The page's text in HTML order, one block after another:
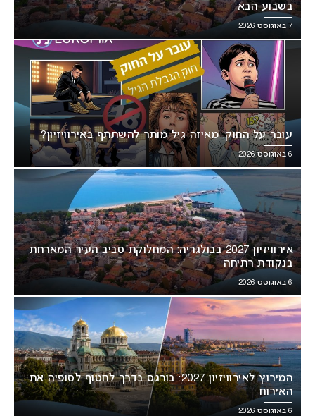
בשבוע הבא
7 באוגוסט 2026
עובר על החוק: מאיזה גיל מותר להשתתף באירוויזיון?
6 באוגוסט 2026
אירוויזיון 2027 בבולגריה: המחלוקת סביב העיר המארחת
בנקודת רתיחה
6 באוגוסט 2026
המירוץ לאירוויזיון 2027: בורגס בדרך לחטוף לסופיה את
האירוח
6 באוגוסט 2026